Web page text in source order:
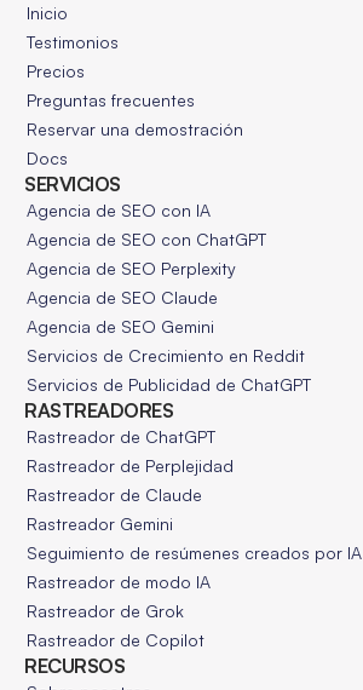
Inicio
Testimonios
Precios
Preguntas frecuentes
Reservar una demostración
Docs
SERVICIOS
Agencia de SEO con IA
Agencia de SEO con ChatGPT
Agencia de SEO Perplexity
Agencia de SEO Claude
Agencia de SEO Gemini
Servicios de Crecimiento en Reddit
Servicios de Publicidad de ChatGPT
RASTREADORES
Rastreador de ChatGPT
Rastreador de Perplejidad
Rastreador de Claude
Rastreador Gemini
Seguimiento de resúmenes creados por IA
Rastreador de modo IA
Rastreador de Grok
Rastreador de Copilot
RECURSOS